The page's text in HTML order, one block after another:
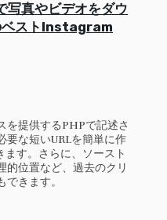
真やビデオをダウ
ベストInstagram
を提供するPHPで記述さ
要な短いURLを簡単に作
ます。さらに、ソースト
的位置など、過去のクリ
きます。